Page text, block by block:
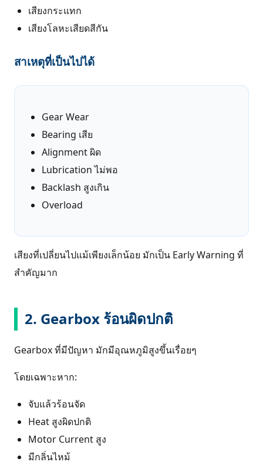
เสียงกระแทก
เสียงโลหะเสียดสีกัน
สาเหตุที่เป็นไปได้
Gear Wear
Bearing เสีย
Alignment ผิด
Lubrication ไม่พอ
Backlash สูงเกิน
Overload
เสียงที่เปลี่ยนไปแม้เพียงเล็กน้อย มักเป็น Early Warning ที่
สำคัญมาก
2. Gearbox ร้อนผิดปกติ
Gearbox ที่มีปัญหา มักมีอุณหภูมิสูงขึ้นเรื่อยๆ
โดยเฉพาะหาก:
จับแล้วร้อนจัด
Heat สูงผิดปกติ
Motor Current สูง
มีกลิ่นไหม้